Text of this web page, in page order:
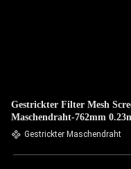
Gestrickter Filter Mesh
Maschendraht-762mm
Gestrickter Maschendraht